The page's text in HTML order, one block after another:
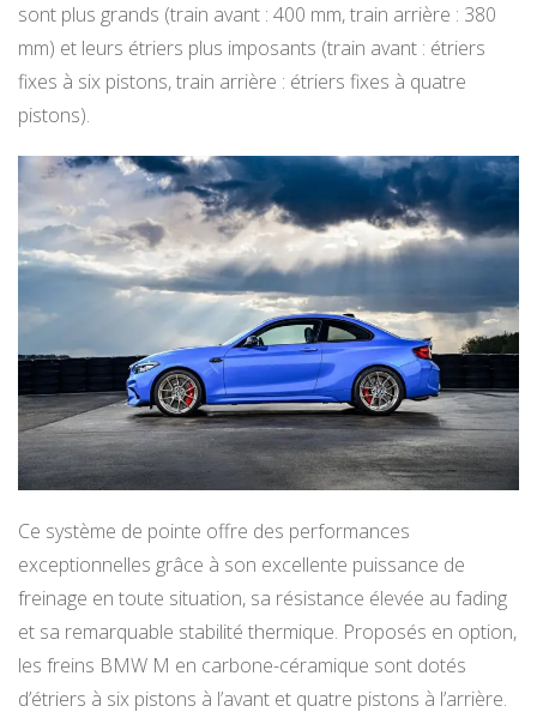
sont plus grands (train avant : 400 mm, train arrière : 380
mm) et leurs étriers plus imposants (train avant : étriers
fixes à six pistons, train arrière : étriers fixes à quatre
pistons).
Ce système de pointe offre des performances
exceptionnelles grâce à son excellente puissance de
freinage en toute situation, sa résistance élevée au fading
et sa remarquable stabilité thermique. Proposés en option,
les freins BMW M en carbone-céramique sont dotés
d’étriers à six pistons à l’avant et quatre pistons à l’arrière.